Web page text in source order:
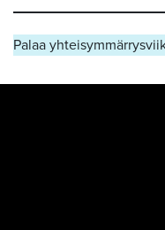
Palaa